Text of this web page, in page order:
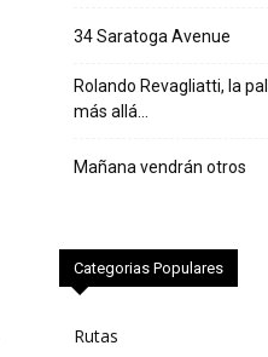
34 Saratoga Avenue
Rolando Revagliatti, la
más allá…
Mañana vendrán otros
Categorias Populares
Rutas